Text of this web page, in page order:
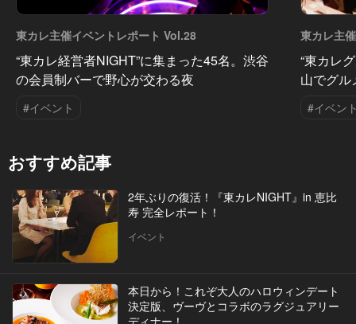
東カレ主催イベントレポート Vol.28
“東カレ経営者NIGHT”に集まった45名。渋谷
の会員制バーで野心が交わる夜
#イベント
東カレ主
“東カレ
山でグ
#イベン
おすすめ記事
2年ぶりの復活！『東カレNIGHT』in 恵比
寿 完全レポート！
イベント
本日から！これぞ大人のハロウィンデート
決定版、ヴーヴとコラボのラグジュアリー